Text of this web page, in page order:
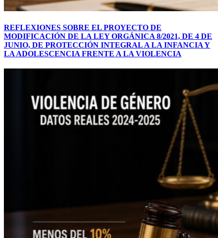
REFLEXIONES SOBRE EL PROYECTO DE
MODIFICACIÓN DE LA LEY ORGÁNICA 8/2021, DE 4 DE
JUNIO, DE PROTECCIÓN INTEGRAL A LA INFANCIA Y
LA ADOLESCENCIA FRENTE A LA VIOLENCIA